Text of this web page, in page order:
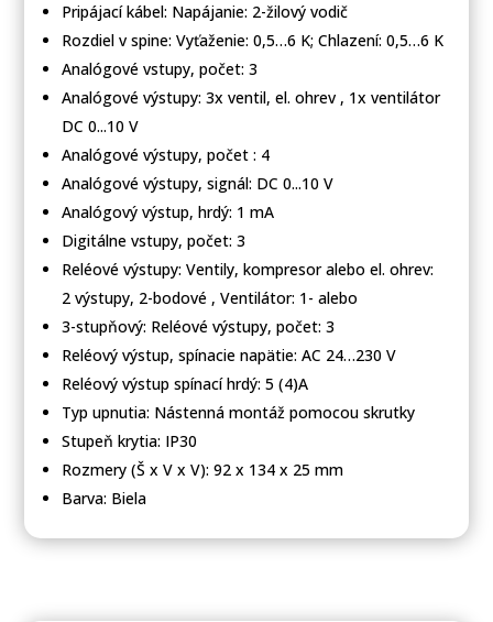
V
pre
ventilátor,
napájanie
DC
24
V
Pripájací kábel: Napájanie: 2-žilový vodič
Rozdiel v spine: Vyťaženie: 0,5…6 K; Chlazení: 0,5…6 K
Analógové vstupy, počet: 3
Analógové výstupy: 3x ventil, el. ohrev , 1x ventilátor
DC 0...10 V
Analógové výstupy, počet : 4
Analógové výstupy, signál: DC 0...10 V
Analógový výstup, hrdý: 1 mA
Digitálne vstupy, počet: 3
Reléové výstupy: Ventily, kompresor alebo el. ohrev:
2 výstupy, 2-bodové , Ventilátor: 1- alebo
3-stupňový: Reléové výstupy, počet: 3
Reléový výstup, spínacie napätie: AC 24…230 V
Reléový výstup spínací hrdý: 5 (4)A
Typ upnutia: Nástenná montáž pomocou skrutky
Stupeň krytia: IP30
Rozmery (Š x V x V): 92 x 134 x 25 mm
Barva: Biela